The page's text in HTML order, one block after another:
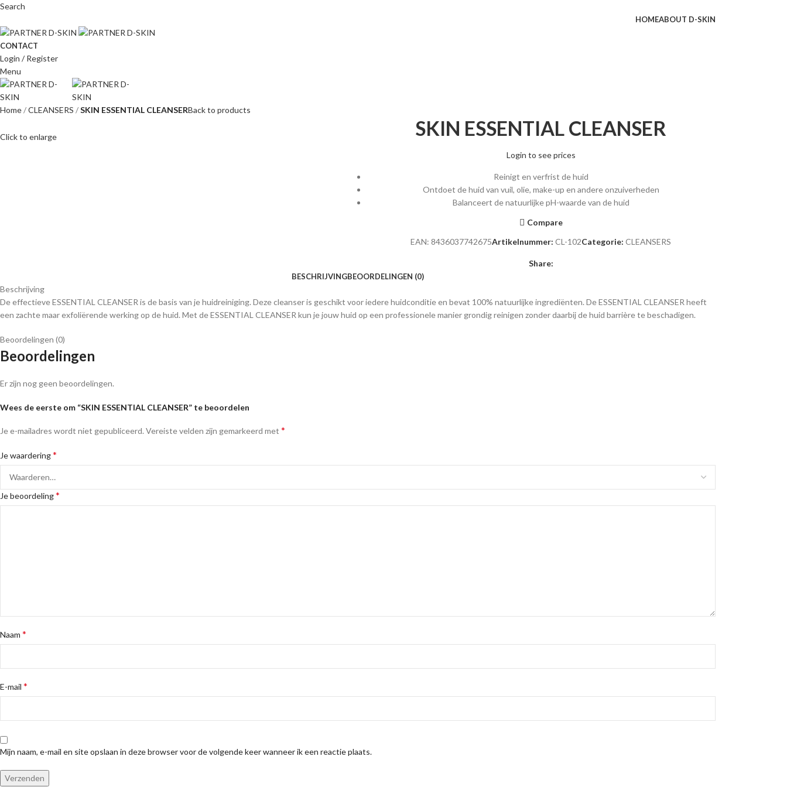
Search
HOMEABOUT D-SKIN
CONTACT
Login / Register
Menu
Home CLEANSERS SKIN ESSENTIAL CLEANSERBack to products
Click to enlarge SKIN ESSENTIAL CLEANSER
Login to see prices
Reinigt en verfrist de huid
Ontdoet de huid van vuil, olie, make-up en andere onzuiverheden
Balanceert de natuurlijke pH-waarde van de huid
Compare
EAN:8436037742675Artikelnummer:CL-102Categorie: CLEANSERS
Share:
BESCHRIJVINGBEOORDELINGEN (0)
Beschrijving
De effectieve ESSENTIAL CLEANSER is de basis van je huidreiniging. Deze cleanser is geschikt voor iedere huidconditie en bevat 100% natuurlijke ingrediënten. De ESSENTIAL CLEANSER heeft
een zachte maar exfoliërende werking op de huid. Met de ESSENTIAL CLEANSER kun je jouw huid op een professionele manier grondig reinigen zonder daarbij de huid barrière te beschadigen.
Beoordelingen (0)
Beoordelingen
Er zijn nog geen beoordelingen.
Wees de eerste om “SKIN ESSENTIAL CLEANSER” te beoordelen
Je e-mailadres wordt niet gepubliceerd.Vereiste velden zijn gemarkeerd met *
Je waardering*
Je beoordeling*
Naam *
E-mail *
Mijn naam, e-mail en site opslaan in deze browser voor de volgende keer wanneer ik een reactie plaats.